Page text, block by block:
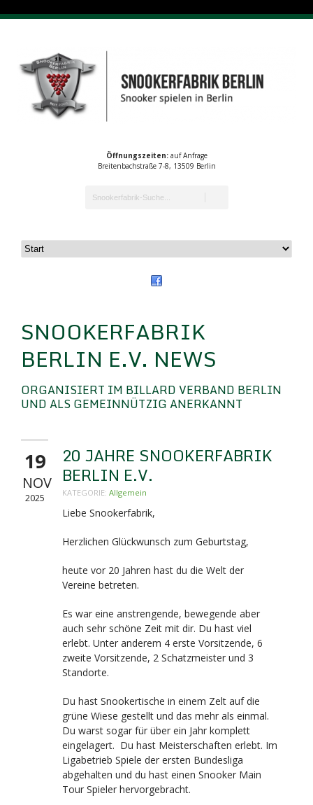
Öffnungszeiten:auf Anfrage
Breitenbachstraße 7-8, 13509 Berlin
SNOOKERFABRIK
BERLIN E.V. NEWS
ORGANISIERT IM BILLARD VERBAND BERLIN
UND ALS GEMEINNÜTZIG ANERKANNT
19
NOV
2025
20 JAHRE SNOOKERFABRIK
BERLIN E.V.
KATEGORIE: Allgemein
Liebe Snookerfabrik,
Herzlichen Glückwunsch zum Geburtstag,
heute vor 20 Jahren hast du die Welt der
Vereine betreten.
Es war eine anstrengende, bewegende aber
auch sehr schöne Zeit mit dir. Du hast viel
erlebt. Unter anderem 4 erste Vorsitzende, 6
zweite Vorsitzende, 2 Schatzmeister und 3
Standorte.
Du hast Snookertische in einem Zelt auf die
grüne Wiese gestellt und das mehr als einmal.
Du warst sogar für über ein Jahr komplett
eingelagert. Du hast Meisterschaften erlebt. Im
Ligabetrieb Spiele der ersten Bundesliga
abgehalten und du hast einen Snooker Main
Tour Spieler hervorgebracht.